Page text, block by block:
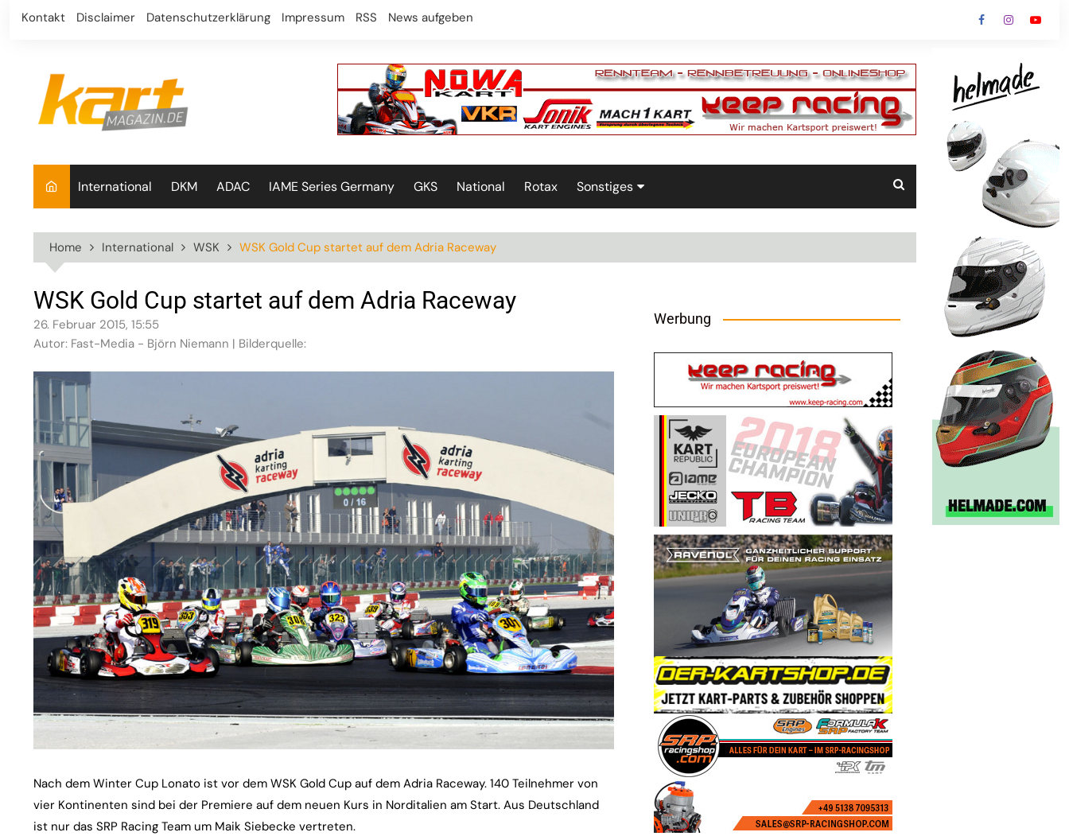
Skip
Kontakt Disclaimer Datenschutzerklärung Impressum RSS News aufgeben
International DKM ADAC IAME Series Germany GKS National Rotax Sonstiges
Home International WSK WSK Gold Cup startet auf dem Adria Raceway
WSK Gold Cup startet auf dem Adria Raceway
26. Februar 2015, 15:55
Autor: Fast-Media - Björn Niemann | Bilderquelle:
Nach dem Winter Cup Lonato ist vor dem WSK Gold Cup auf dem Adria Raceway. 140 Teilnehmer von
vier Kontinenten sind bei der Premiere auf dem neuen Kurs in Norditalien am Start. Aus Deutschland
ist nur das SRP Racing Team um Maik Siebecke vertreten.
Werbung